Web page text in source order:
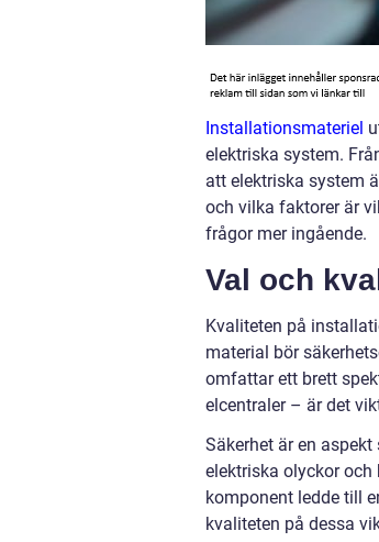
Installationsmateriel
elektriska system.
att elektriska system
och vilka faktorer är
frågor mer ingående.
Val och
Kvaliteten på
material bör
omfattar ett brett
elcentraler – är det
Säkerhet är en
elektriska olyckor och
komponent ledde till
kvaliteten på dessa